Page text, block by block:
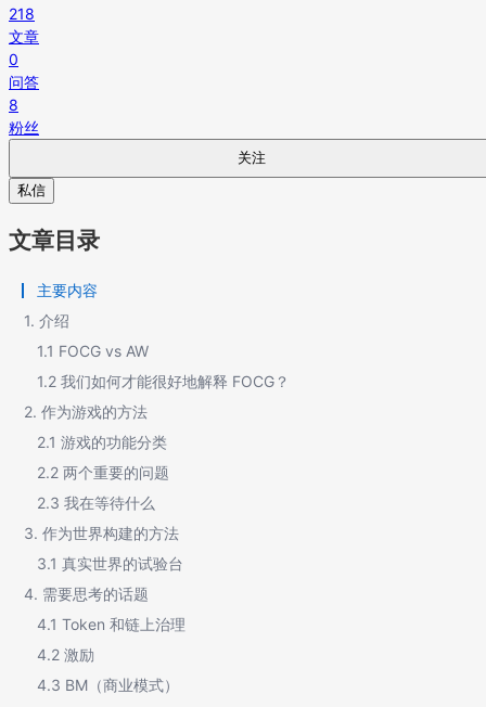
218
文章
0
问答
8
粉丝
关注
私信
文章目录
主要内容
1. 介绍
1.1 FOCG vs AW
1.2 我们如何才能很好地解释 FOCG？
2. 作为游戏的方法
2.1 游戏的功能分类
2.2 两个重要的问题
2.3 我在等待什么
3. 作为世界构建的方法
3.1 真实世界的试验台
4. 需要思考的话题
4.1 Token 和链上治理
4.2 激励
4.3 BM（商业模式）